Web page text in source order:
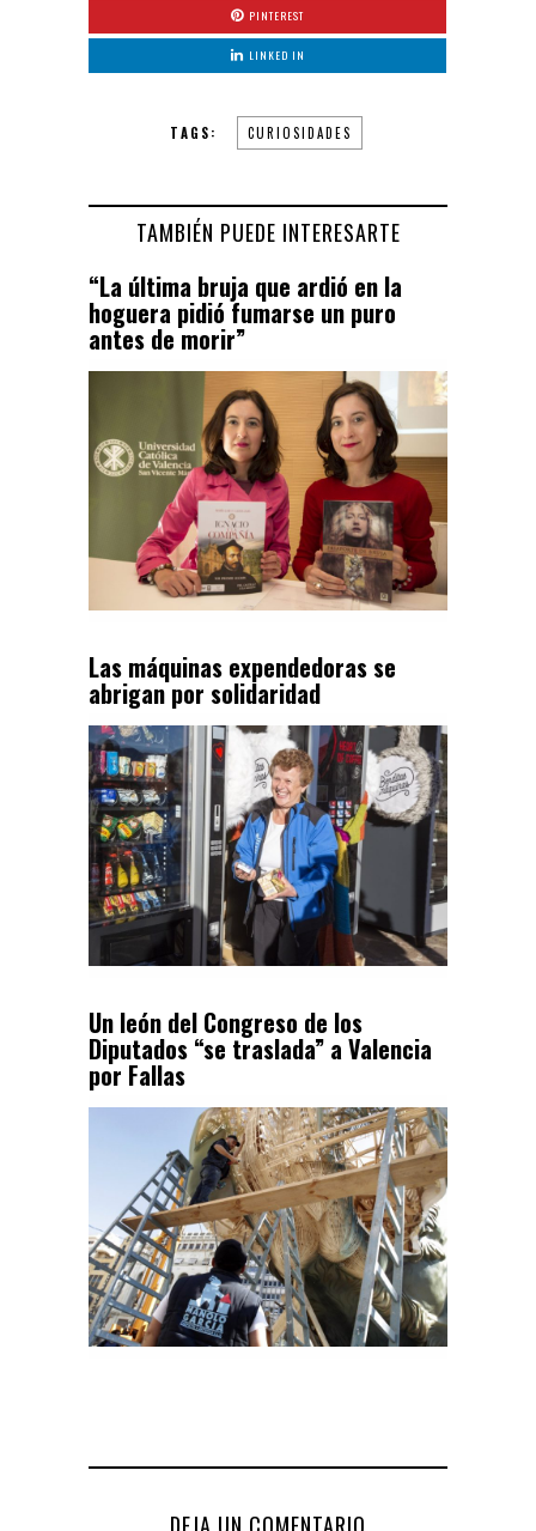
PINTEREST
LINKED IN
TAGS: CURIOSIDADES
TAMBIÉN PUEDE INTERESARTE
“La última bruja que ardió en la
hoguera pidió fumarse un puro
antes de morir”
Las máquinas expendedoras se
abrigan por solidaridad
Un león del Congreso de los
Diputados “se traslada” a Valencia
por Fallas
DEJA UN COMENTARIO